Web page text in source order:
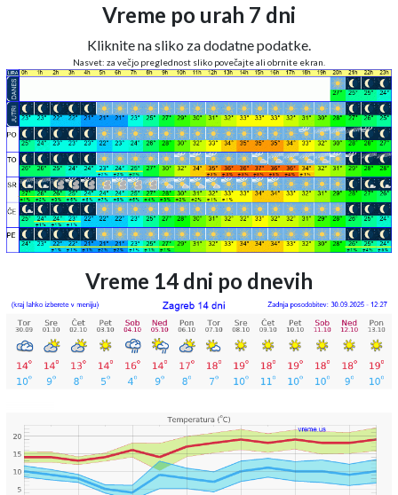
Vreme po urah 7 dni
Kliknite na sliko za dodatne podatke.
Nasvet: za večjo preglednost sliko povečajte ali obrnite ekran.
Vreme 14 dni po dnevih